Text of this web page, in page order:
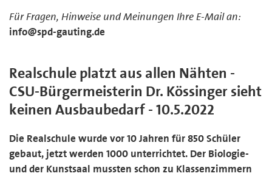
Für Fragen, Hinweise und Meinungen Ihre E-Mail an:
info@spd-gauting.de
Realschule platzt aus allen Nähten -
CSU-Bürgermeisterin Dr. Kössinger sieht
keinen Ausbaubedarf - 10.5.2022
Die Realschule wurde vor 10 Jahren für 850 Schüler
gebaut, jetzt werden 1000 unterrichtet. Der Biologie-
und der Kunstsaal mussten schon zu Klassenzimmern